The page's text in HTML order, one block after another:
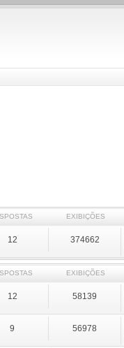
EXIBIÇÕES
12 374662
EXIBIÇÕES
12 58139
9 56978